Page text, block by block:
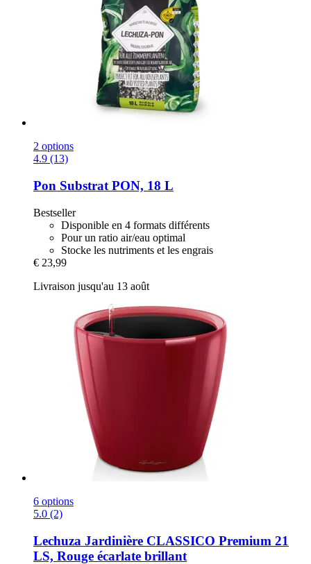
2 options
4.9 (13)
Pon Substrat PON, 18 L
Bestseller
Disponible en 4 formats différents
Pour un ratio air/eau optimal
Stocke les nutriments et les engrais
€ 23,99
Livraison jusqu'au 13 août
6 options
5.0 (2)
Lechuza Jardinière CLASSICO Premium 21
LS, Rouge écarlate brillant